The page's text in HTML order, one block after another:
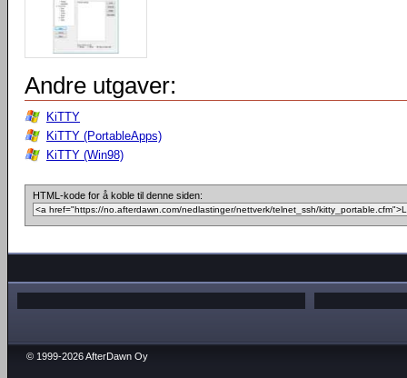
Andre utgaver:
KiTTY
KiTTY (PortableApps)
KiTTY (Win98)
HTML-kode for å koble til denne siden:
© 1999-2026 AfterDawn Oy